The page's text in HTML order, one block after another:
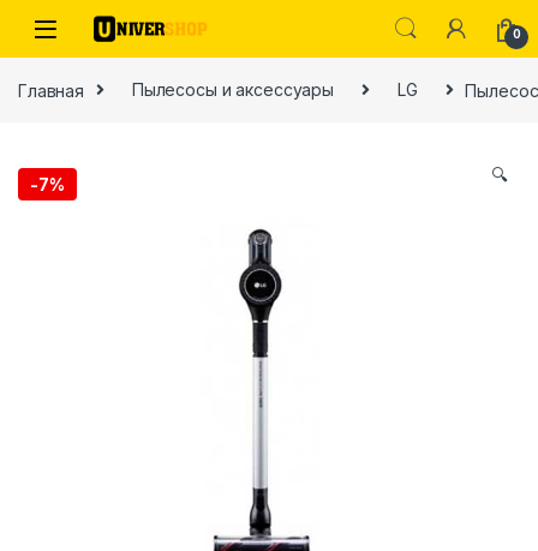
Skip to navigation
Skip to content
0
Главная Пылесосы и аксессуары LG
-7% 🔍